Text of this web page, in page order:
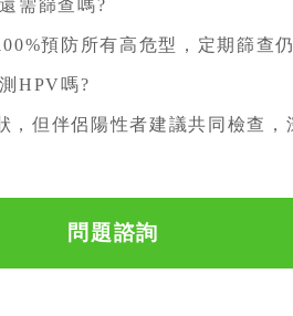
需篩查嗎?
預防所有高危型，定期篩查仍
HPV嗎?
，但伴侶陽性者建議共同檢查
問題諮詢